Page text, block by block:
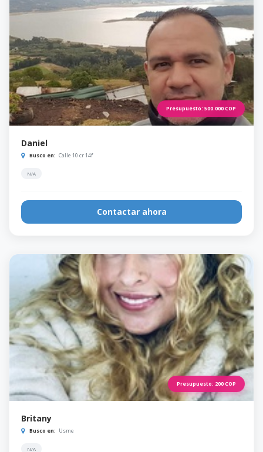
Presupuesto: 500.000COP
Daniel
Busco en: Calle 10 cr 14f
N/A
Contactar ahora
Presupuesto: 200COP
Britany
Busco en: Usme
N/A